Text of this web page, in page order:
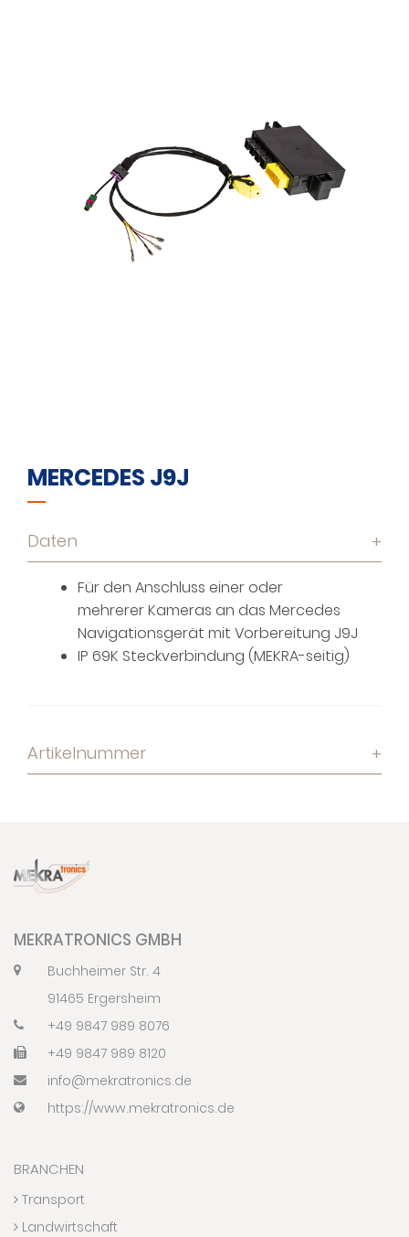
MERCEDES J9J
Daten +
Für den Anschluss einer oder
mehrerer Kameras an das Mercedes
Navigationsgerät mit Vorbereitung J9J
IP 69K Steckverbindung (MEKRA-seitig)
Artikelnummer +
MEKRATRONICS GMBH
Buchheimer Str. 4
91465 Ergersheim
+49 9847 989 8076
+49 9847 989 8120
info@mekratronics.de
https://www.mekratronics.de
BRANCHEN
Transport
Landwirtschaft